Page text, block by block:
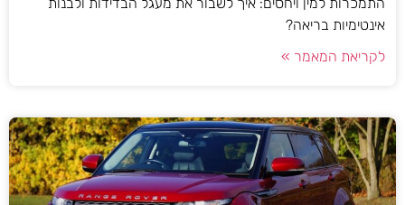
אינטימיות בריאה?
לקריאת המאמר »